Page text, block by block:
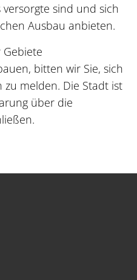
versorgte sind und sich
Ausbau anbieten.
Gebiete
bitten wir Sie, sich
melden. Die Stadt ist
über die